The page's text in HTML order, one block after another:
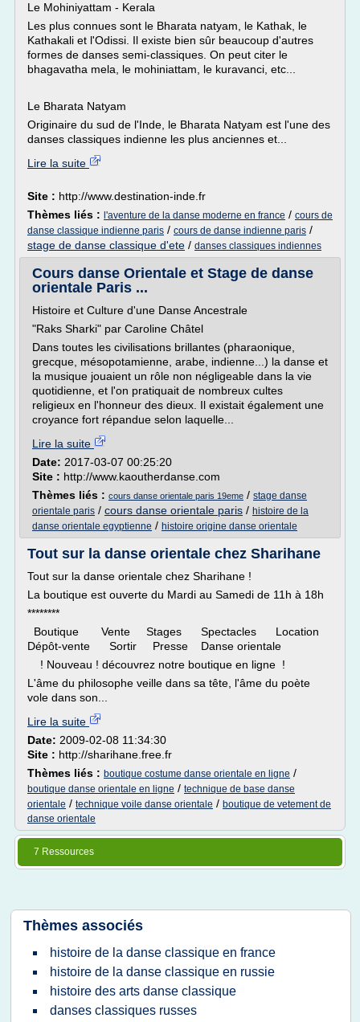
Le Mohiniyattam - Kerala
Les plus connues sont le Bharata natyam, le Kathak, le
Kathakali et l'Odissi. Il existe bien sûr beaucoup d'autres
formes de danses semi-classiques. On peut citer le
bhagavatha mela, le mohiniattam, le kuravanci, etc...
Le Bharata Natyam
Originaire du sud de l'Inde, le Bharata Natyam est l'une des
danses classiques indienne les plus anciennes et...
Lire la suite
Site : http://www.destination-inde.fr
Thèmes liés : l'aventure de la danse moderne en france / cours de
danse classique indienne paris / cours de danse indienne paris /
stage de danse classique d'ete / danses classiques indiennes
Cours danse Orientale et Stage de danse
orientale Paris ...
Histoire et Culture d'une Danse Ancestrale
"Raks Sharki" par Caroline Châtel
Dans toutes les civilisations brillantes (pharaonique,
grecque, mésopotamienne, arabe, indienne...) la danse et
la musique jouaient un rôle non négligeable dans la vie
quotidienne, et l'on pratiquait de nombreux cultes
religieux en l'honneur des dieux. Il existait également une
croyance fort répandue selon laquelle...
Lire la suite
Date: 2017-03-07 00:25:20
Site : http://www.kaoutherdanse.com
Thèmes liés : cours danse orientale paris 19eme / stage danse
orientale paris / cours danse orientale paris / histoire de la
danse orientale egyptienne / histoire origine danse orientale
Tout sur la danse orientale chez Sharihane
Tout sur la danse orientale chez Sharihane !
La boutique est ouverte du Mardi au Samedi de 11h à 18h
********
Boutique Vente Stages Spectacles Location
Dépôt-vente Sortir Presse Danse orientale
! Nouveau ! découvrez notre boutique en ligne !
L'âme du philosophe veille dans sa tête, l'âme du poète
vole dans son...
Lire la suite
Date: 2009-02-08 11:34:30
Site : http://sharihane.free.fr
Thèmes liés : boutique costume danse orientale en ligne /
boutique danse orientale en ligne / technique de base danse
orientale / technique voile danse orientale / boutique de vetement de
danse orientale
7 Ressources
Thèmes associés
histoire de la danse classique en france
histoire de la danse classique en russie
histoire des arts danse classique
danses classiques russes